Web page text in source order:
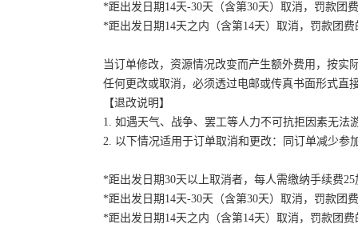
*距出发日期14天-30天（含第30天）取消，罚款团
*距出发日期14天之内（含第14天）取消，罚款团费
当订单修改，资源情况改变而产生额外费用，按实
任何更改或取消，必须透过电邮或传真书面形式直
【退改说明】
1. 如遇天气、战争、罢工等人力不可抗拒因素无
2. 以下情况适用于订单取消和更改：同订单减少
*距出发日期30天以上取消者，每人需缴纳手续费
*距出发日期14天-30天（含第30天）取消，罚款团
*距出发日期14天之内（含第14天）取消，罚款团费